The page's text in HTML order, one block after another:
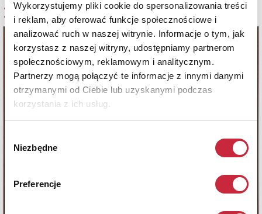
Wykorzystujemy pliki cookie do spersonalizowania treści
i reklam, aby oferować funkcje społecznościowe i
analizować ruch w naszej witrynie. Informacje o tym, jak
korzystasz z naszej witryny, udostępniamy partnerom
społecznościowym, reklamowym i analitycznym.
Partnerzy mogą połączyć te informacje z innymi danymi
otrzymanymi od Ciebie lub uzyskanymi podczas
korzystania z ich usług.
zgody
Niezbędne
Preferencje
3 300 zł